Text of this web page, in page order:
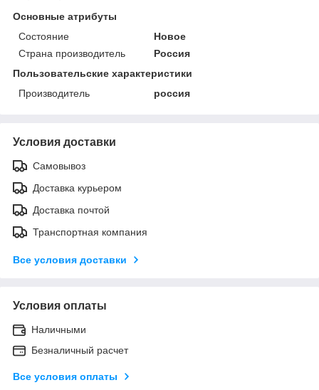
Основные атрибуты
Состояние
Новое
Страна производитель
Россия
Пользовательские характеристики
Производитель
россия
Условия доставки
Самовывоз
Доставка курьером
Доставка почтой
Транспортная компания
Все условия доставки
Условия оплаты
Наличными
Безналичный расчет
Все условия оплаты